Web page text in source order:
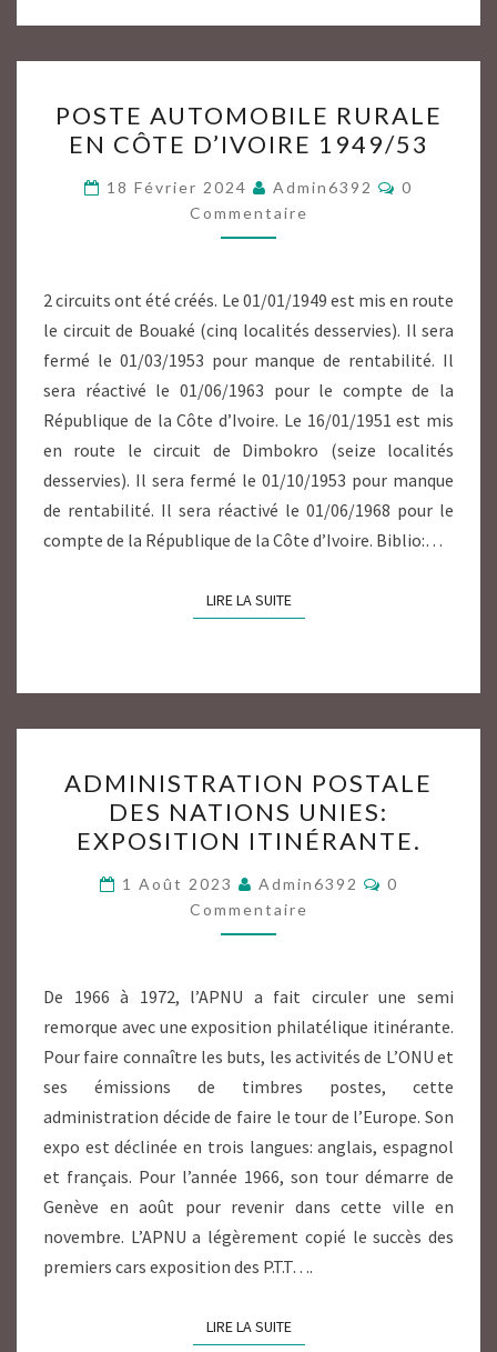
AUTOMOBILE
RURALE
EN
CÔTE
D’IVOIRE
POSTE AUTOMOBILE RURALE
EN CÔTE D’IVOIRE 1949/53
18 Février 2024 Admin6392
0
Commentaire
2 circuits ont été créés. Le 01/01/1949 est mis en route
le circuit de Bouaké (cinq localités desservies). Il sera
fermé le 01/03/1953 pour manque de rentabilité. Il
sera réactivé le 01/06/1963 pour le compte de la
République de la Côte d’Ivoire. Le 16/01/1951 est mis
en route le circuit de Dimbokro (seize localités
desservies). Il sera fermé le 01/10/1953 pour manque
de rentabilité. Il sera réactivé le 01/06/1968 pour le
compte de la République de la Côte d’Ivoire. Biblio:…
LIRE LA SUITELIRE LA SUITE
POSTALE
DES
NATIONS
UNIES:
EXPOSITION
ITINÉRANTE.
ADMINISTRATION POSTALE
DES NATIONS UNIES:
EXPOSITION ITINÉRANTE.
1 Août 2023 Admin6392
0
Commentaire
De 1966 à 1972, l’APNU a fait circuler une semi
remorque avec une exposition philatélique itinérante.
Pour faire connaître les buts, les activités de L’ONU et
ses émissions de timbres postes, cette
administration décide de faire le tour de l’Europe. Son
expo est déclinée en trois langues: anglais, espagnol
et français. Pour l’année 1966, son tour démarre de
Genève en août pour revenir dans cette ville en
novembre. L’APNU a légèrement copié le succès des
premiers cars exposition des P.T.T….
LIRE LA SUITELIRE LA SUITE